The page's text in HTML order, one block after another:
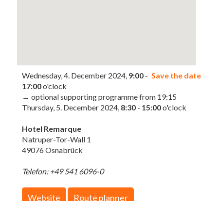
Save the date
Wednesday, 4. December 2024, 9:00 -
17:00o'clock
→ optional supporting programme from 19:15
Thursday, 5. December 2024, 8:30 - 15:00o'clock
Hotel Remarque
Natruper-Tor-Wall 1
49076 Osnabrück
Telefon: +49 541 6096-0
Website Route planner